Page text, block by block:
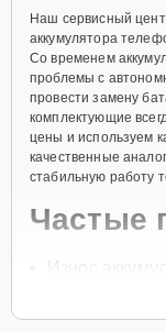
Наш сервисный
аккумулятора
Со временем
проблемы с
провести замену
комплектующие
цены и используем
качественные
стабильную работу
Частые
Износ
Частая